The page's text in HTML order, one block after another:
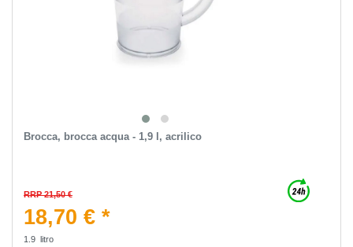
Brocca, brocca acqua - 1,9 l, acrilico
RRP 21,50 €
18,70 € *
1.9 litro